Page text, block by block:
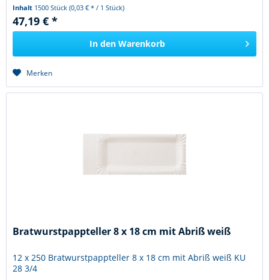
Inhalt 1500 Stück(0,03 € * / 1 Stück)
47,19 € *
In den Warenkorb
Merken
Bratwurstpappteller 8 x 18 cm mit Abriß weiß
12 x 250 Bratwurstpappteller 8 x 18 cm mit Abriß weiß KU
28 3/4